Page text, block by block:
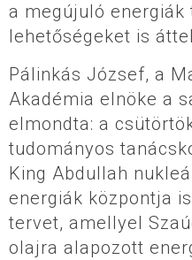
a megújuló energiák
lehetőségeket is
Pálinkás József, a
Akadémia elnöke a
elmondta: a
tudományos
King Abdullah
energiák központja
tervet, amellyel
olajra alapozott